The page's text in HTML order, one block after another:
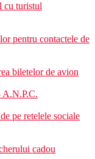
contra cost)
cu turistul
pentru contactele de
biletelor de avion
pe retelele sociale
cadou